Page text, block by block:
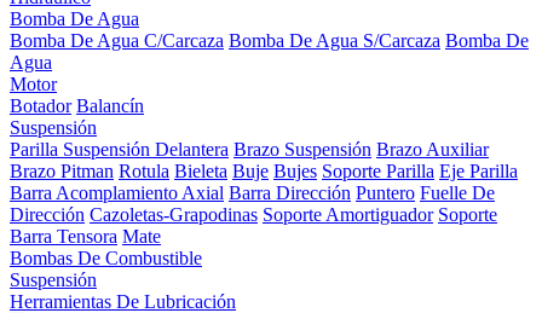
Bomba De Agua
Bomba De Agua C/Carcaza Bomba De Agua S/Carcaza Bomba De
Agua
Motor
Botador Balancín
Suspensión
Parilla Suspensión Delantera Brazo Suspensión Brazo Auxiliar
Brazo Pitman Rotula Bieleta Buje Bujes Soporte Parilla Eje Parilla
Barra Acomplamiento Axial Barra Dirección Puntero Fuelle De
Dirección Cazoletas-Grapodinas Soporte Amortiguador Soporte
Barra Tensora Mate
Bombas De Combustible
Suspensión
Herramientas De Lubricación